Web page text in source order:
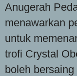
Anugerah
menawarkan
untuk
trofi Crystal
boleh